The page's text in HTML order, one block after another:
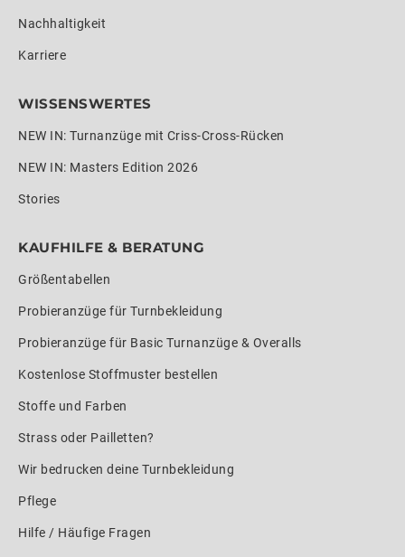
Nachhaltigkeit
Karriere
WISSENSWERTES
NEW IN: Turnanzüge mit Criss-Cross-Rücken
NEW IN: Masters Edition 2026
Stories
KAUFHILFE & BERATUNG
Größentabellen
Probieranzüge für Turnbekleidung
Probieranzüge für Basic Turnanzüge & Overalls
Kostenlose Stoffmuster bestellen
Stoffe und Farben
Strass oder Pailletten?
Wir bedrucken deine Turnbekleidung
Pflege
Hilfe / Häufige Fragen